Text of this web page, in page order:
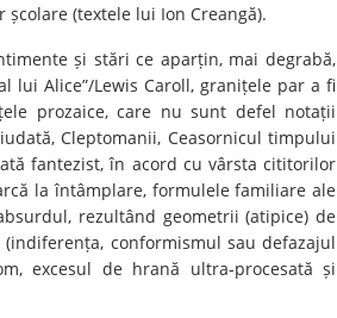
(textele lui Ion Creangă).
și stări ce aparțin, mai degrabă,
lui Alice”/Lewis Caroll, granițele par a fi
prozaice, care nu sunt defel notații
Cleptomanii, Ceasornicul timpului
fantezist, în acord cu vârsta cititorilor
la întâmplare, formulele familiare ale
rezultând geometrii (atipice) de
conformismul sau defazajul
excesul de hrană ultra-procesată și